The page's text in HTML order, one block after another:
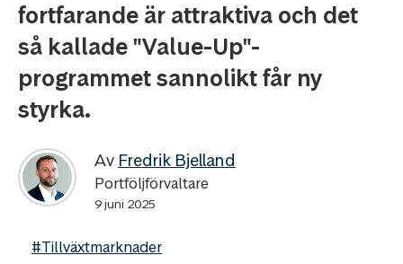
fortfarande är attraktiva och det
så kallade "Value-Up"-
programmet sannolikt får ny
styrka.
Av Fredrik Bjelland
Portföljförvaltare
9 juni 2025
#Tillväxtmarknader